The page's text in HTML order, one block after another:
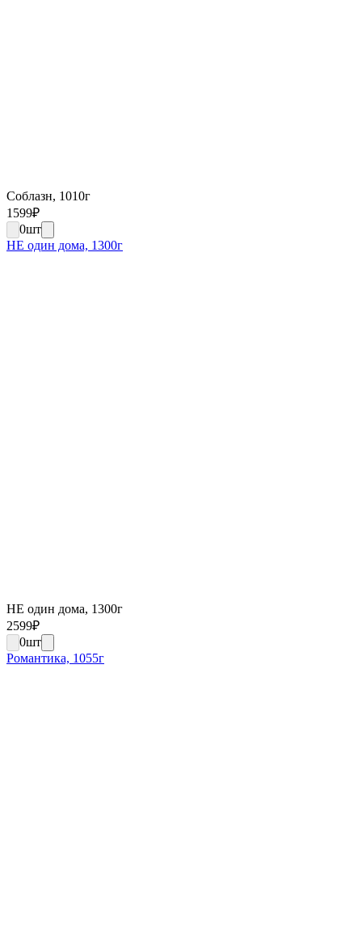
Соблазн, 1010г
1599₽
0шт
НЕ один дома, 1300г
НЕ один дома, 1300г
2599₽
0шт
Романтика, 1055г